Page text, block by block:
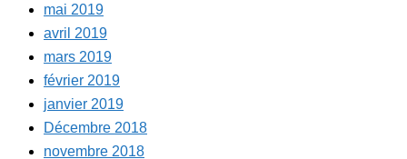
mai 2019
avril 2019
mars 2019
février 2019
janvier 2019
Décembre 2018
novembre 2018